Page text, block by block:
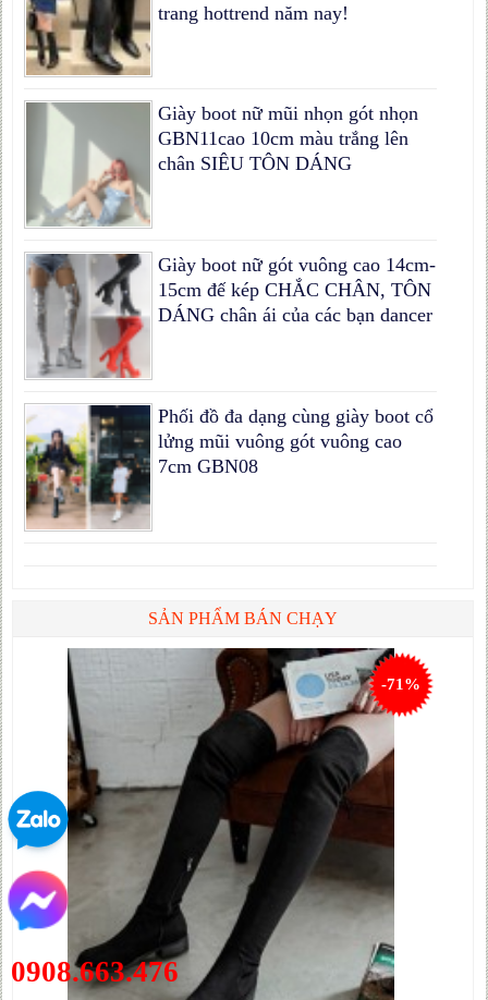
trang hottrend năm nay!
Giày boot nữ mũi nhọn gót nhọn
GBN11cao 10cm màu trắng lên
chân SIÊU TÔN DÁNG
Giày boot nữ gót vuông cao 14cm-
15cm đế kép CHẮC CHÂN, TÔN
DÁNG chân ái của các bạn dancer
Phối đồ đa dạng cùng giày boot cổ
lửng mũi vuông gót vuông cao
7cm GBN08
SẢN PHẨM BÁN CHẠY
-71%
0908.663.476